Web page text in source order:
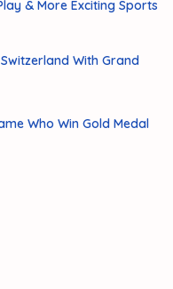
& More Exciting Sports
With Grand
Who Win Gold Medal